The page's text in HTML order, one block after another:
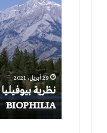
بيوفيليا
THE
THEORY
OF
BIOPHILIA
29 أبريل، 2021
BIOPHILIA